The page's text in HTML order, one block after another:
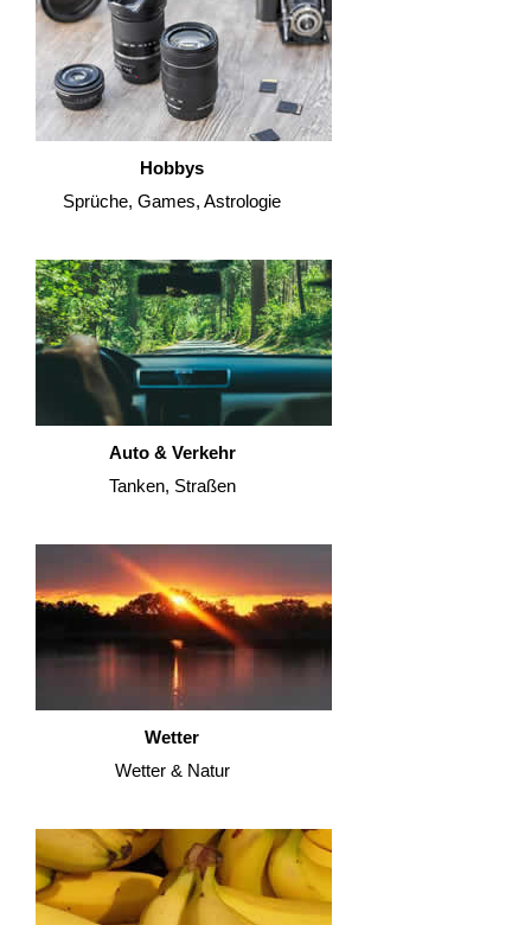
Hobbys
Sprüche, Games, Astrologie
Auto & Verkehr
Tanken, Straßen
Wetter
Wetter & Natur